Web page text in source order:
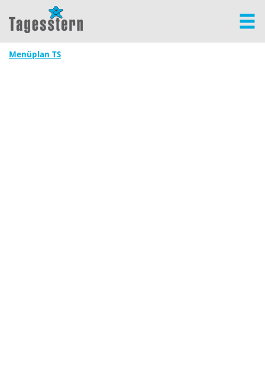
Menüplan TS